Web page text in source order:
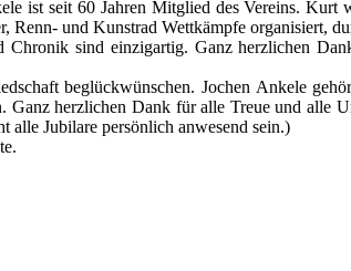
ist seit 60 Jahren Mitglied des Vereins. Kurt
Renn- und Kunstrad Wettkämpfe organisiert,
Chronik sind einzigartig. Ganz herzlichen
beglückwünschen. Jochen Ankele
herzlichen Dank für alle Treue und alle
alle Jubilare persönlich anwesend sein.)